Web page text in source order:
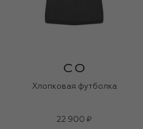
Хлопковая футболка
22 900 ₽